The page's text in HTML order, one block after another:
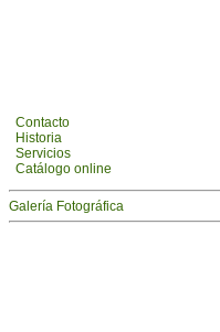
Contacto
Historia
Servicios
Catálogo online
Galería Fotográfica